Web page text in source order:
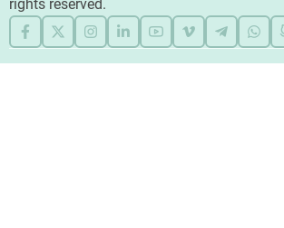
rights reserved.